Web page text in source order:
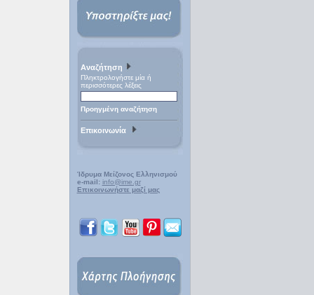
Αναζήτηση
Πληκτρολογήστε μία ή
περισσότερες λέξεις
Προηγμένη αναζήτηση
Επικοινωνία
Ίδρυμα Μείζονος Ελληνισμού
e-mail: info@ime.gr
Επικοινωνήστε μαζί μας